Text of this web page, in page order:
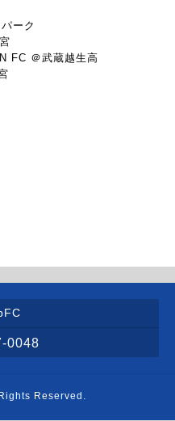
ーク
FC ＠武蔵越生高
0048
Reserved.